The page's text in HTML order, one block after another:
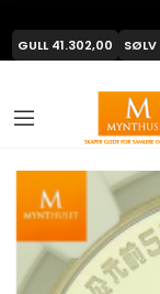
GULL41.302,00 SØLV